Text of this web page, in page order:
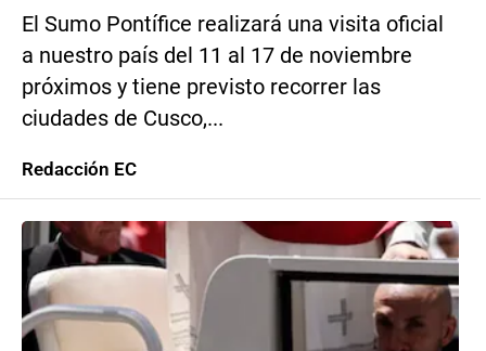
El Sumo Pontífice realizará una visita oficial
a nuestro país del 11 al 17 de noviembre
próximos y tiene previsto recorrer las
ciudades de Cusco,...
Redacción EC